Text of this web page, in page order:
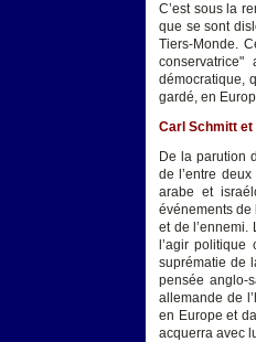
C’est sous la
que se sont
Tiers-Monde.
démocratique,
gardé, en
Carl Schmitt et
De la parution
de l’entre
arabe et
événements de
et de
l’agir politique
suprématie de
pensée anglo-
allemande de
en Europe et
acquerra avec